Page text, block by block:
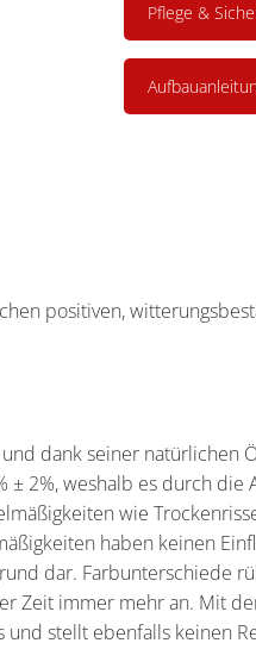
Pflege &
positiven,
dank seiner natürlichen
2%, weshalb es durch die
wie
haben keinen
dar. Farbunterschiede
Zeit immer mehr an. Mit
stellt ebenfalls keinen